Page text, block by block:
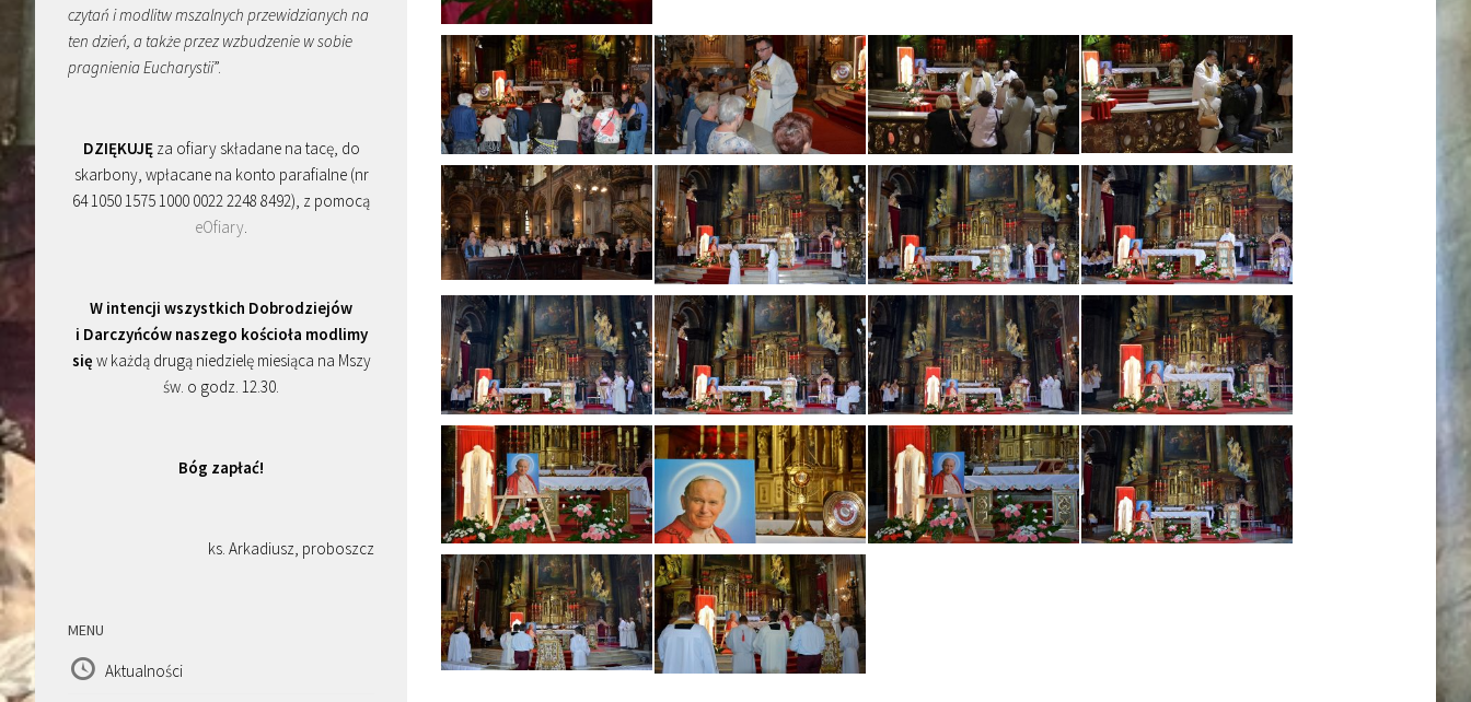
czytań i modlitw mszalnych przewidzianych na
ten dzień, a także przez wzbudzenie w sobie
pragnienia Eucharystii”.
DZIĘKUJĘza ofiary składane na tacę, do
skarbony, wpłacane na konto parafialne (nr
64 1050 1575 1000 0022 2248 8492), z pomocą
eOfiary.
W intencji wszystkich Dobrodziejów
i Darczyńców naszego kościoła modlimy
się w każdą drugą niedzielę miesiąca na Mszy
św. o godz. 12.30.
Bóg zapłać!
ks. Arkadiusz, proboszcz
MENU
Aktualności